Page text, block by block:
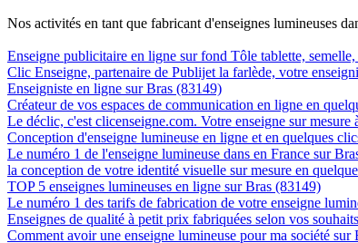
Nos activités en tant que fabricant d'enseignes lumineuses
Enseigne publicitaire en ligne sur fond Tôle tablette,
Clic Enseigne, partenaire de Publijet la farlède, votre
Enseigniste en ligne sur Bras (83149)
Créateur de vos espaces de communication en ligne en
Le déclic, c'est clicenseigne.com. Votre enseigne sur
Conception d'enseigne lumineuse en ligne et en quelques
Le numéro 1 de l'enseigne lumineuse dans en France sur
la conception de votre identité visuelle sur mesure en
TOP 5 enseignes lumineuses en ligne sur Bras (83149)
Le numéro 1 des tarifs de fabrication de votre enseigne
Enseignes de qualité à petit prix fabriquées selon vos
Comment avoir une enseigne lumineuse pour ma société sur